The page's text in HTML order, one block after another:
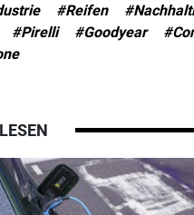
#Reifen
#Pirelli #Goodyear